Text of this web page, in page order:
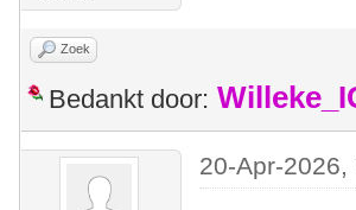
Zoek
Bedankt door:
20-Apr-2026,